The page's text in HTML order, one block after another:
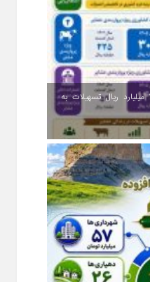
اختصاص بیش از یک هزار و ۴۵۱ میلیارد ریال تسهیلات به